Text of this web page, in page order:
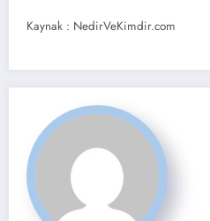
Kaynak : NedirVeKimdir.com